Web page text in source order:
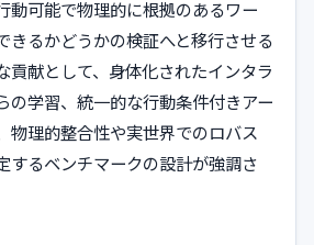
動可能で物理的に根拠のあるワー
きるかどうかの検証へと移行させる
貢献として、身体化されたインタラ
の学習、統一的な行動条件付きアー
物理的整合性や実世界でのロバス
するベンチマークの設計が強調さ